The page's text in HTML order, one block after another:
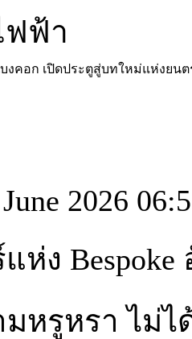
ฟฟ้า
งคอก เปิดประตูสู่บทใหม่แห่งยน
2026
ห่ง
หรูหรา ไม่ไ